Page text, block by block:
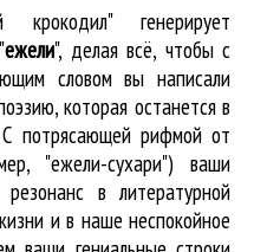
генерирует
ежели", делая всё, чтобы с
словом вы написали
которая останется в
потрясающей рифмой от
"ежели-сухари") ваши
в литературной
и в наше неспокойное